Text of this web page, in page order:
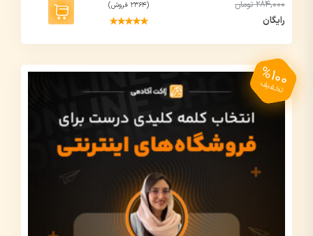
284,000 تومان
رایگان
(2364 فروش)
%100
تخفیف